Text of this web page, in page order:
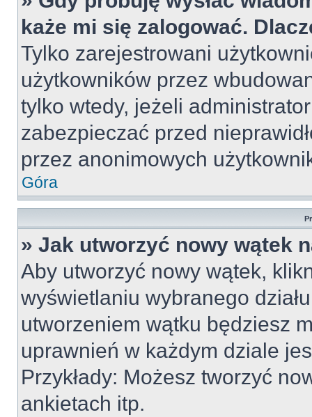
każe mi się zalogować.
Tylko zarejestrowani
użytkowników przez
tylko wtedy, jeżeli
zabezpieczać przed
przez anonimowych
Góra
» Jak utworzyć nowy wątek
Aby utworzyć nowy wątek,
wyświetlaniu wybranego
utworzeniem wątku będziesz
uprawnień w każdym dziale
Przykłady: Możesz tworzyć
ankietach itp.